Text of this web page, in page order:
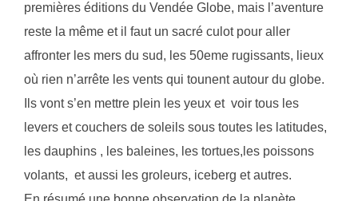
premières éditions du Vendée Globe, mais l’aventure
reste la même et il faut un sacré culot pour aller
affronter les mers du sud, les 50eme rugissants, lieux
où rien n’arrête les vents qui tounent autour du globe.
Ils vont s’en mettre plein les yeux et voir tous les
levers et couchers de soleils sous toutes les latitudes,
les dauphins , les baleines, les tortues,les poissons
volants, et aussi les groleurs, iceberg et autres.